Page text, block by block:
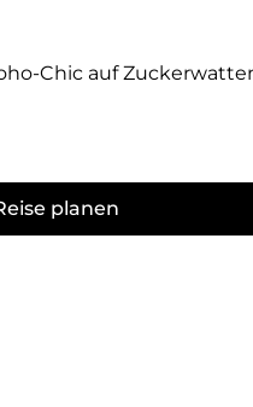
Chic auf
planen